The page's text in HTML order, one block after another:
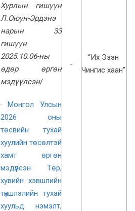
Хурлын гишүүн
Л.Оюун-Эрдэнэ
нарын 33
гишүүн
2025.10.06-ны
өдөр өргөн
мэдүүлсэн/
· Монгол Улсын
2026 оны
төсвийн тухай
хуулийн төсөлтэй
хамт өргөн
мэдүүлсэн Төр,
хувийн хэвшлийн
түншлэлийн тухай
хуульд нэмэлт,
-
“Их Эзэн
Чингис хаан”